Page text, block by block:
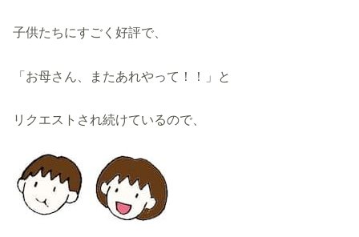
子供たちにすごく好評で、
「お母さん、またあれやって！！」と
リクエストされ続けているので、